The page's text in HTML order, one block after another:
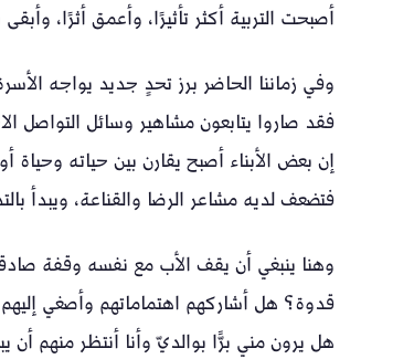
أصبحت التربية أكثر تأثيرًا، وأعمق أثرًا، وأبقى
وفي زماننا الحاضر برز تحدٍ جديد يواجه
فقد صاروا يتابعون مشاهير وسائل التواصل
إن بعض الأبناء أصبح يقارن بين حياته وحياة
فتضعف لديه مشاعر الرضا والقناعة، ويبدأ
وهنا ينبغي أن يقف الأب مع نفسه وقفة
قدوة؟ هل أشاركهم اهتماماتهم وأصغي
هل يرون مني برًّا بوالديّ وأنا أنتظر منهم